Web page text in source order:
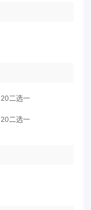
二选一
二选一